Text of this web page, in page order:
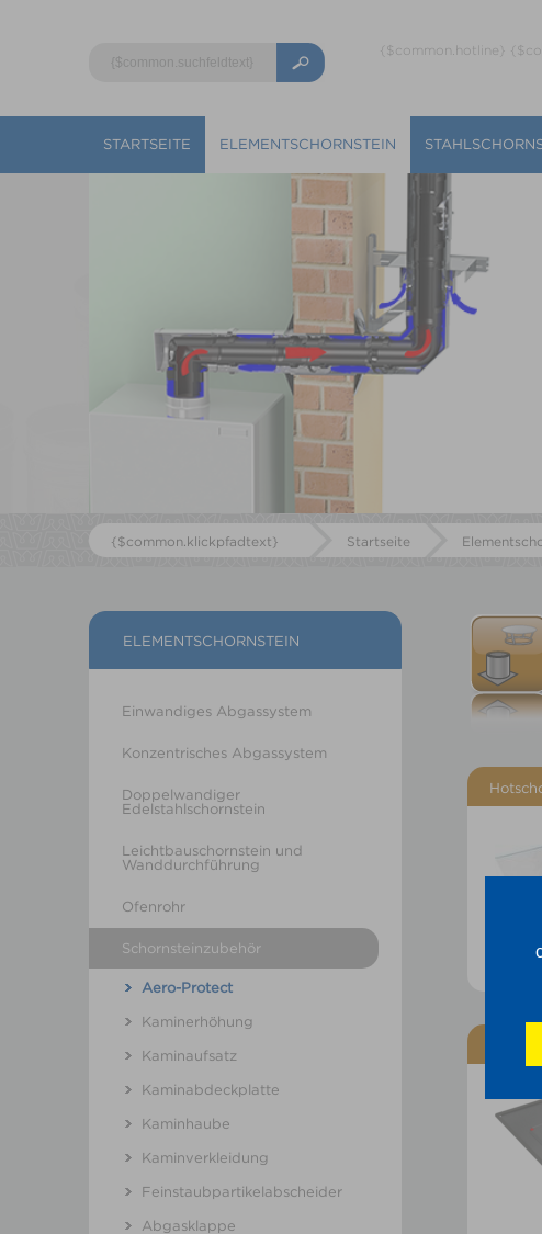
{$common.hotline}
STARTSEITE ELEMENTSCHORNSTEIN
{$common.klickpfadtext} Startseite
ELEMENTSCHORNSTEIN
Einwandiges Abgassystem
Konzentrisches Abgassystem
Doppelwandiger
Edelstahlschornstein
Leichtbauschornstein und
Wanddurchführung
Ofenrohr
Schornsteinzubehör
Aero-Protect
Kaminerhöhung
Kaminaufsatz
Kaminabdeckplatte
Kaminhaube
Kaminverkleidung
Feinstaubpartikelabscheider
Abgasklappe
DW-